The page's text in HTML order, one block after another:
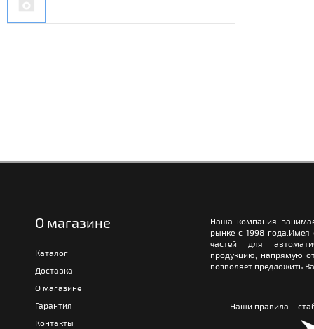
О магазине
Каталог
Доставка
О магазине
Гарантия
Контакты
Наша компания
рынке с 1998
частей для
продукцию, напрямую
позволяет предложить
Наши правила –